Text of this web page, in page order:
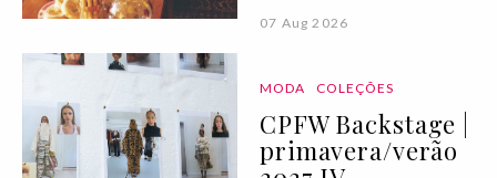
07 Aug 2026
MODA COLEÇÕES
CPFW Backstage |
primavera/verão